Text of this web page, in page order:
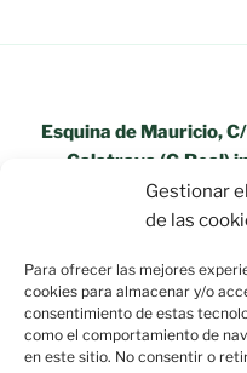
Gestionar
de las
Para ofrecer las mejores
cookies para almacenar y/o
consentimiento de estas
como el comportamiento de
en este sitio. No consentir o
Esquina de Mauricio,
Calatrava (C.Real)
«Aviso Legal»